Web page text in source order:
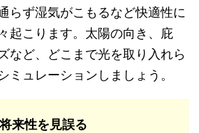
らず湿気がこもるなど快適性に
起こります。太陽の向き、庇
など、どこまで光を取り入れら
ミュレーションしましょう。
来性を見誤る